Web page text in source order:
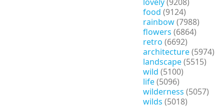
food (9124)
rainbow(7988)
flowers (6864)
retro (6692)
architecture(5974)
landscape(5515)
wild (5100)
life(5096)
wilderness (5057)
wilds (5018)